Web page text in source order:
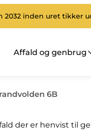
2032 inden uret tikker
Affald og genbrug
6B
der er henvist til